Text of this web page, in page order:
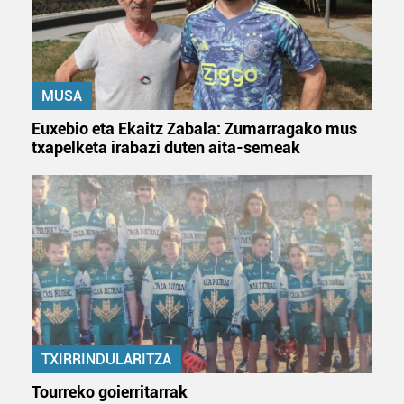
baliatzen gara. Ohar hau onartuz gero, teknologia hori
erabiltzeko baimen esplizitua ematen diguzu.Gehiago
irakurri
MUSA
Euxebio eta Ekaitz Zabala: Zumarragako mus
txapelketa irabazi duten aita-semeak
TXIRRINDULARITZA
Tourreko goierritarrak